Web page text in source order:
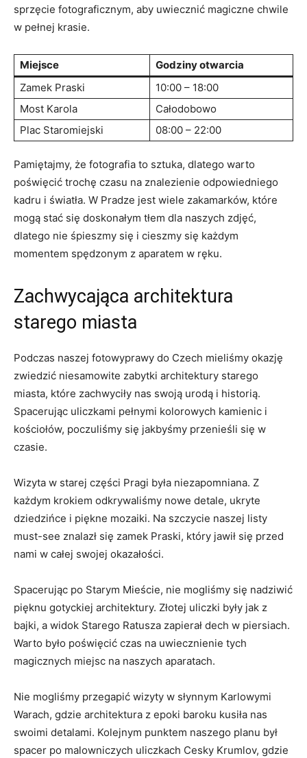
‍sprzęcie fotograficznym, ⁤aby⁢ uwiecznić‌ magiczne⁤ chwile
w pełnej krasie.
Miejsce
Godziny otwarcia
Zamek Praski
10:00 – 18:00
Most Karola
Całodobowo
Plac Staromiejski
08:00 – 22:00
Pamiętajmy,​ że fotografia to sztuka,‍ dlatego warto
poświęcić trochę czasu ​na znalezienie odpowiedniego
⁢kadru i ‌światła. W Pradze jest wiele zakamarków, które
mogą stać⁣ się‌ doskonałym tłem‍ dla naszych zdjęć,⁣
dlatego nie śpieszmy się i cieszmy‌ się każdym
momentem spędzonym z aparatem w⁤ ręku.
Zachwycająca architektura‌
starego miasta
Podczas naszej ‍fotowyprawy⁢ do Czech mieliśmy okazję
zwiedzić niesamowite‍ zabytki architektury starego
⁤miasta, które zachwyciły nas ⁢swoją urodą i historią.
Spacerując uliczkami pełnymi kolorowych ‌kamienic​ i
kościołów,‌ poczuliśmy⁤ się ‍jakbyśmy przenieśli się w‌
czasie.
Wizyta w ⁣starej‍ części​ Pragi była niezapomniana. Z​
każdym krokiem⁣ odkrywaliśmy nowe detale, ukryte
dziedzińce i piękne mozaiki. Na szczycie naszej listy
must-see znalazł się⁣ zamek Praski, który ⁣jawił się przed​
nami⁤ w ⁣całej swojej okazałości.
Spacerując po Starym ‌Mieście, ⁢nie⁣ mogliśmy się nadziwić
pięknu​ gotyckiej architektury. ‌Złotej uliczki były jak z
bajki, a widok Starego Ratusza zapierał ⁤dech w piersiach.
Warto było‍ poświęcić ⁢czas⁢ na ​uwiecznienie tych
magicznych miejsc na‍ naszych ‌aparatach.
Nie mogliśmy przegapić wizyty⁣ w ​słynnym‌ Karlowymi
‍Warach, gdzie architektura z ‌epoki baroku kusiła nas
swoimi ⁢detalami. Kolejnym punktem naszego‍ planu był
spacer​ po malowniczych uliczkach Cesky Krumlov, gdzie